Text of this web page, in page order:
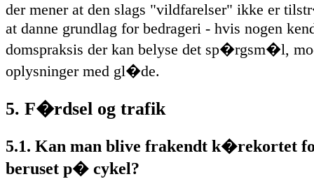
der mener at den slags "vildfarelser" ikke er
at danne grundlag for bedrageri - hvis nogen
domspraksis der kan belyse det sp�rgsm�l,
oplysninger med gl�de.
5. F�rdsel og trafik
5.1. Kan man blive frakendt k�rekortet
beruset p� cykel?